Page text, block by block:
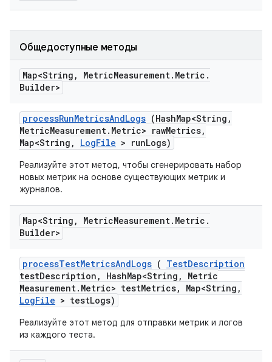
Общедоступные методы
Map<String , MetricMeasurement. Metric .
Builder>
processRunMetricsAndLogs (HashMap<String ,
MetricMeasurement. Metric> rawMetrics,
Map<String , LogFile > runLogs)
Реализуйте этот метод, чтобы сгенерировать набор
новых метрик на основе существующих метрик и
журналов.
Map<String , MetricMeasurement. Metric .
Builder>
processTestMetricsAndLogs ( TestDescription
testDescription , HashMap<String ,
Metric
Measurement. Metric> testMetrics, Map<String ,
LogFile > testLogs)
Реализуйте этот метод для отправки метрик и логов
из каждого теста.